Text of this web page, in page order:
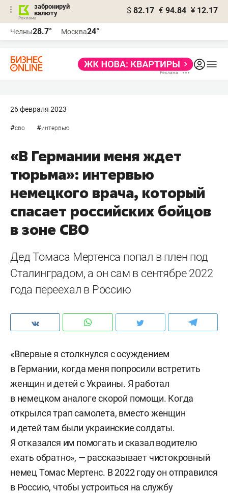
забронируй
валюту
$ 82.17 € 94.84 ¥ 12.17
Челны28.7° Москва24°
26 февраля 2023
#сво #интервью
«В Германии меня ждет
тюрьма»: интервью
немецкого врача, который
спасает российских бойцов
в зоне СВО
Дед Томаса Мертенса попал в плен под
Сталинградом, а он сам в сентябре 2022
года переехал в Россию
«Впервые я столкнулся с осуждением
в Германии, когда меня попросили встретить
женщин и детей с Украины. Я работал
в немецком аналоге скорой помощи. Когда
открылся трап самолета, вместо женщин
и детей там были украинские солдаты.
Я отказался им помогать и сказал водителю
ехать обратно», — рассказывает чистокровный
немец Томас Мертенс. В 2022 году он отправился
в Россию, чтобы устроиться на службу